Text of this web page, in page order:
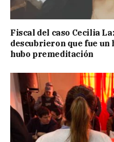
Fiscal del caso Cecilia
descubrieron que fue
hubo premeditación